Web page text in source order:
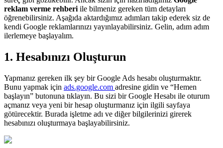
reklam verme rehberi ile bilmeniz gereken tüm detayları
öğrenebilirsiniz. Aşağıda aktardığımız adımları takip ederek siz de
kendi Google reklamlarınızı yayınlayabilirsiniz. Gelin, adım adım
ilerlemeye başlayalım.
1. Hesabınızı Oluşturun
Yapmanız gereken ilk şey bir Google Ads hesabı oluşturmaktır.
Bunu yapmak için ads.google.com adresine gidin ve “Hemen
başlayın” butonuna tıklayın. Bu sizi bir Google Hesabı ile oturum
açmanız veya yeni bir hesap oluşturmanız için ilgili sayfaya
götürecektir. Burada işletme adı ve diğer bilgilerinizi girerek
hesabınızı oluşturmaya başlayabilirsiniz.